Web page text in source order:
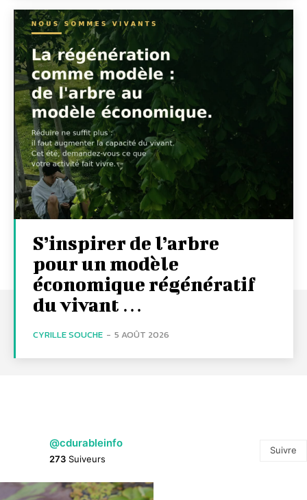
S’inspirer de l’arbre
pour un modèle
économique régénératif
du vivant …
CYRILLE SOUCHE - 5 AOÛT 2026
@cdurableinfo
273 Suiveurs
Suivre